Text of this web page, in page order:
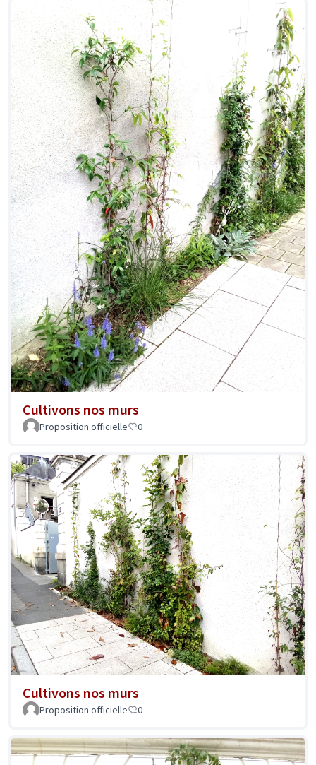
Cultivons nos murs
Proposition officielle 0
Cultivons nos murs
Proposition officielle 0